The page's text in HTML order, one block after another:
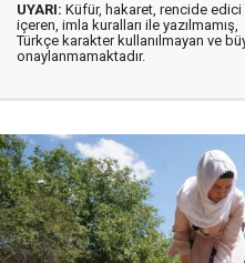
UYARI: Küfür, hakaret, rencide edici
içeren, imla kuralları ile yazılmamış,
Türkçe karakter kullanılmayan ve
onaylanmamaktadır.